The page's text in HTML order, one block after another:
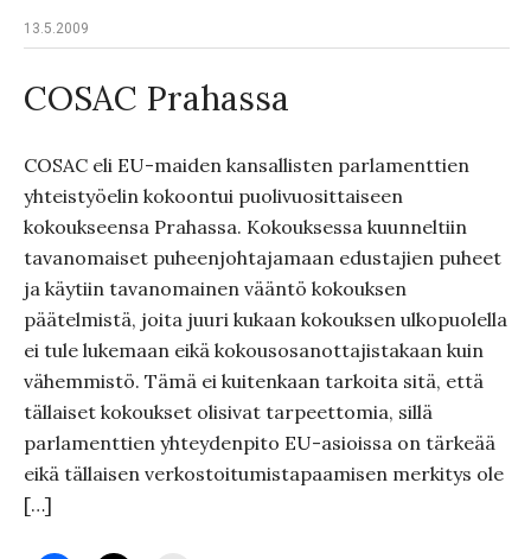
13.5.2009
COSAC Prahassa
COSAC eli EU-maiden kansallisten parlamenttien
yhteistyöelin kokoontui puolivuosittaiseen
kokoukseensa Prahassa. Kokouksessa kuunneltiin
tavanomaiset puheenjohtajamaan edustajien puheet
ja käytiin tavanomainen vääntö kokouksen
päätelmistä, joita juuri kukaan kokouksen ulkopuolella
ei tule lukemaan eikä kokousosanottajistakaan kuin
vähemmistö. Tämä ei kuitenkaan tarkoita sitä, että
tällaiset kokoukset olisivat tarpeettomia, sillä
parlamenttien yhteydenpito EU-asioissa on tärkeää
eikä tällaisen verkostoitumistapaamisen merkitys ole
[…]